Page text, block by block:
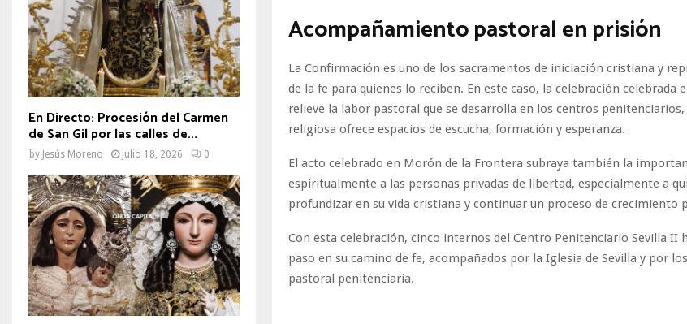
Acompañamiento pastoral en prisión
La Confirmación es uno de los sacramentos de iniciación cristiana y
de la fe para quienes lo reciben. En este caso, la celebración celebrada
relieve la labor pastoral que se desarrolla en los centros
religiosa ofrece espacios de escucha, formación y esperanza.
El acto celebrado en Morón de la Frontera subraya también la
espiritualmente a las personas privadas de libertad, especialmente a
profundizar en su vida cristiana y continuar un proceso de crecimiento
Con esta celebración, cinco internos del Centro Penitenciario Sevilla II
paso en su camino de fe, acompañados por la Iglesia de Sevilla y por
pastoral penitenciaria.
En Directo: Procesión del Carmen
de San Gil por las calles de...
by Jesús Moreno julio 18, 2026 0